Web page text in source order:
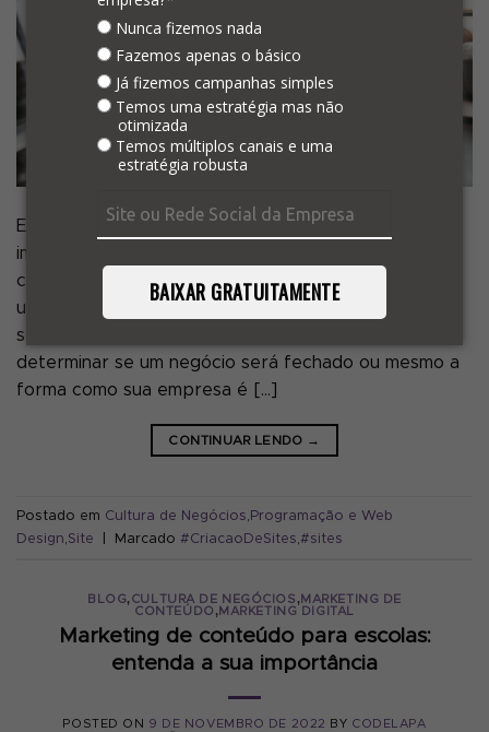
Nunca fizemos nada
Fazemos apenas o básico
Já fizemos campanhas simples
Temos uma estratégia mas não
otimizada
Temos múltiplos canais e uma
estratégia robusta
BAIXAR GRATUITAMENTE
Existe um famoso ditado que diz que a primeira
impressão é a que fica. Essa máxima pode servir
como uma analogia interessante quando falamos de
um site profissional. Afinal, tanto a sua aparência, o
seu conteúdo quanto as suas funcionalidades podem
determinar se um negócio será fechado ou mesmo a
forma como sua empresa é […]
CONTINUAR LENDO →
Postado em Cultura de Negócios, Programação e Web
Design,Site Marcado #CriacaoDeSites,#sites
BLOG,CULTURA DE NEGÓCIOS ,MARKETING DE
CONTEÚDO ,MARKETING DIGITAL
Marketing de conteúdo para escolas:
entenda a sua importância
POSTED ON 9 DE NOVEMBRO DE 2022 BY CODELAPA